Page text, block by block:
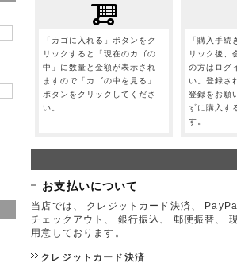
「カゴに入れる」ボタンをク
リックすると「現在のカゴの
中」に数量と金額が表示され
ますので「カゴの中を見る」
ボタンをクリックしてくださ
い。
「購入手続
リック後、
の方はログ
い。登録さ
登録をお願
ずに購入す
す。
お支払いについて
当店では、 クレジットカード決済、
チェックアウト、 銀行振込、 郵便振替、
用意しております。
クレジットカード決済